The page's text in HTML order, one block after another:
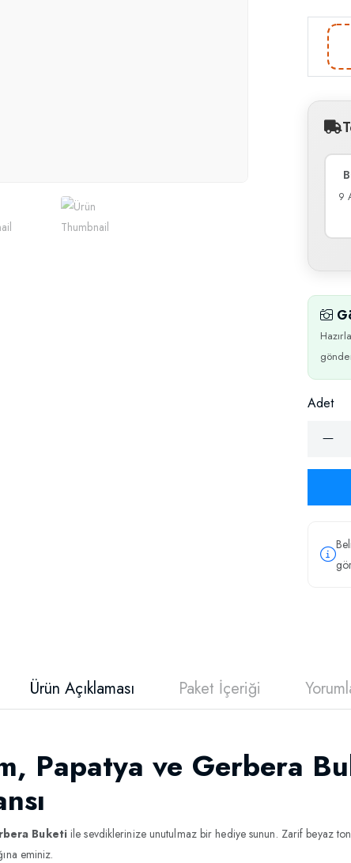
9
Adet
Ürün Açıklaması Paket İçeriği
Papatya ve Gerbera
Buketiile sevdiklerinize unutulmaz bir hediye sunun. Zarif beyaz
eminiz.